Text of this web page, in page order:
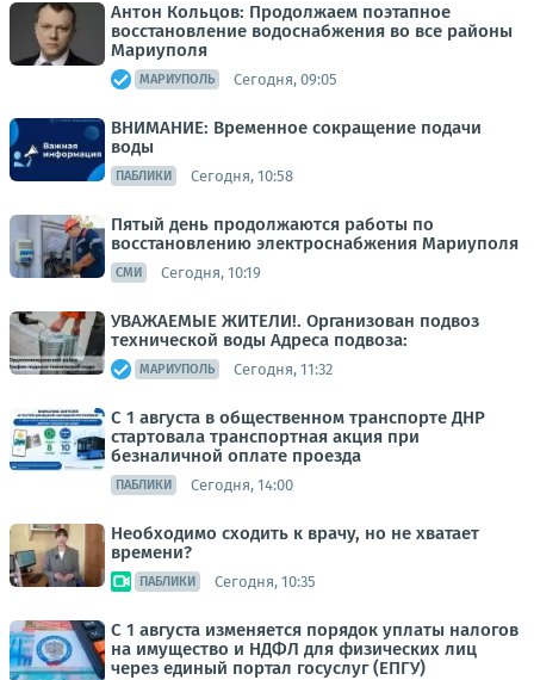
Антон Кольцов: Продолжаем поэтапное
восстановление водоснабжения во все районы
Мариуполя
МАРИУПОЛЬ Сегодня, 09:05
ВНИМАНИЕ: Временное сокращение подачи
воды
ПАБЛИКИ Сегодня, 10:58
Пятый день продолжаются работы по
восстановлению электроснабжения Мариуполя
СМИ Сегодня, 10:19
УВАЖАЕМЫЕ ЖИТЕЛИ!. Организован подвоз
технической воды Адреса подвоза:
МАРИУПОЛЬ Сегодня, 11:32
С 1 августа в общественном транспорте ДНР
стартовала транспортная акция при
безналичной оплате проезда
ПАБЛИКИ Сегодня, 14:00
Необходимо сходить к врачу, но не хватает
времени?
ПАБЛИКИ Сегодня, 10:35
С 1 августа изменяется порядок уплаты налогов
на имущество и НДФЛ для физических лиц
через единый портал госуслуг (ЕПГУ)